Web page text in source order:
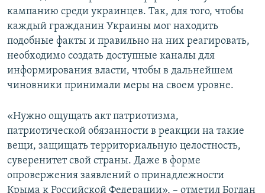
кампанию среди украинцев. Так, для того, чтобы
каждый гражданин Украины мог находить
подобные факты и правильно на них реагировать,
необходимо создать доступные каналы для
информирования власти, чтобы в дальнейшем
чиновники принимали меры на своем уровне.
«Нужно ощущать акт патриотизма,
патриотической обязанности в реакции на такие
вещи, защищать территориальную целостность,
суверенитет свой страны. Даже в форме
опровержения заявлений о принадлежности
Крыма к Российской Федерации», – отметил Богдан